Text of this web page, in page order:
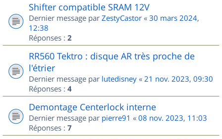
Shifter compatible SRAM 12V
Dernier message par ZestyCastor « 30 mars 2024,
12:38
Réponses : 2
RR560 Tektro : disque AR très proche de
l'étrier
Dernier message par lutedisney « 21 nov. 2023, 09:30
Réponses : 4
Demontage Centerlock interne
Dernier message par pierre91 « 08 nov. 2023, 11:03
Réponses : 7